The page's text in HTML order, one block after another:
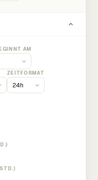
AM
ZEITFORMAT